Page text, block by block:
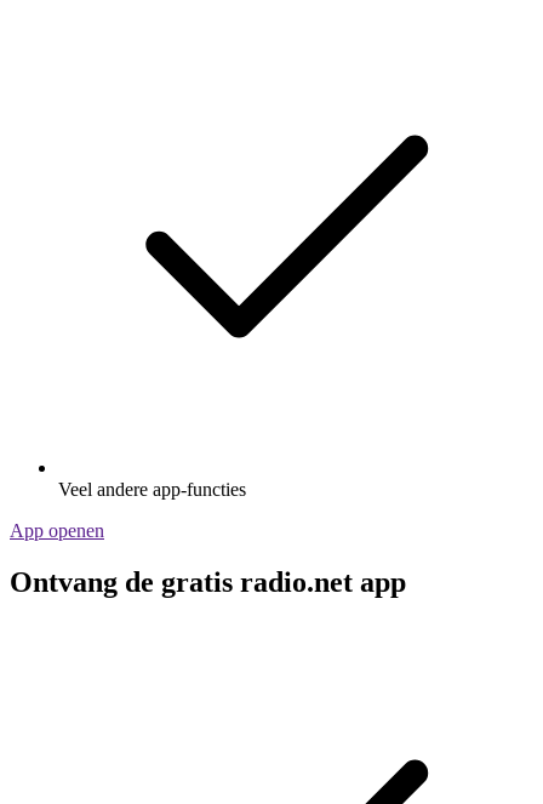
Veel andere app-functies
App openen
Ontvang de gratis radio.net app